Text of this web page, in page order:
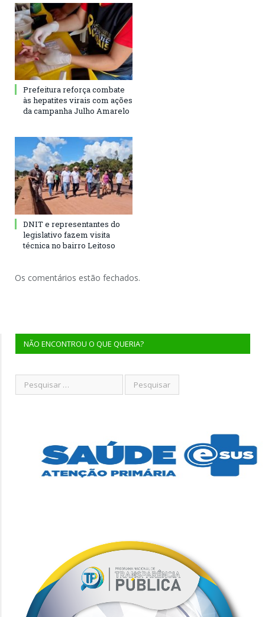
Prefeitura reforça combate
às hepatites virais com ações
da campanha Julho Amarelo
DNIT e representantes do
legislativo fazem visita
técnica no bairro Leitoso
Os comentários estão fechados.
NÃO ENCONTROU O QUE QUERIA?